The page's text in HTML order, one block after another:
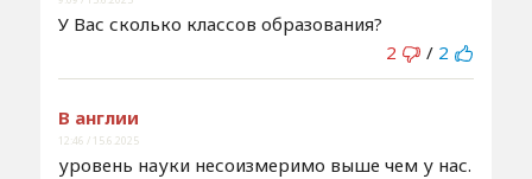
У Вас сколько классов образования?
2
/ 2
В англии
12:46 / 15.6.2025
уровень науки несоизмеримо выше чем у нас.